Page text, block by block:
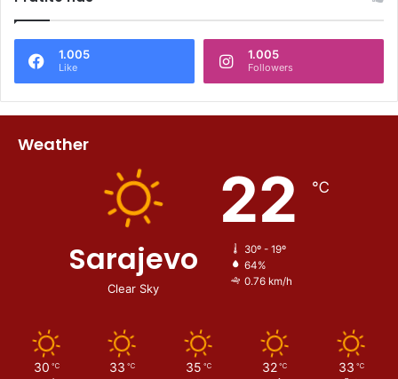
1.005
Like
1.005
Followers
Weather
Sarajevo
Clear Sky
22 ℃
30º - 19º
64%
0.76 km/h
30 ℃ 33 ℃ 35 ℃ 32 ℃ 33 ℃